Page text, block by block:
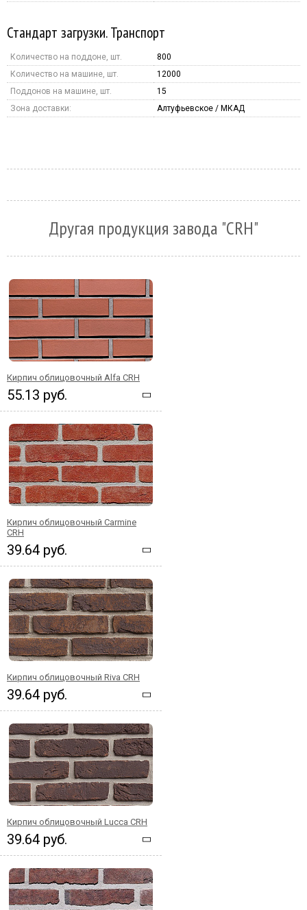
Стандарт загрузки. Транспорт
Количество на поддоне, шт.
800
Количество на машине, шт.
12000
Поддонов на машине, шт.
15
Зона доставки:
Алтуфьевское / МКАД
Другая продукция завода "CRH"
Кирпич облицовочный Alfa CRH
55.13 руб.
Кирпич облицовочный Carmine
CRH
39.64 руб.
Кирпич облицовочный Riva CRH
39.64 руб.
Кирпич облицовочный Lucca CRH
39.64 руб.